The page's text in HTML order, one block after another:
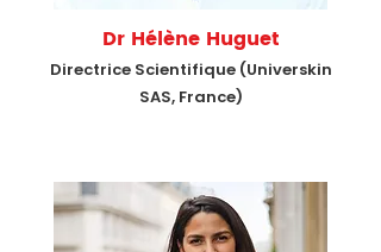
Dr Hélène Huguet
Directrice Scientifique (Universkin
SAS, France)